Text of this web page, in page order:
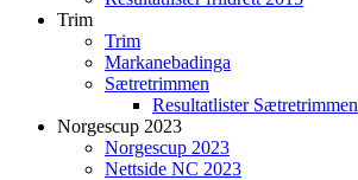
Trim
Trim
Markanebadinga
Sætretrimmen
Resultatlister Sætretrimmen
Norgescup 2023
Norgescup 2023
Nettside NC 2023